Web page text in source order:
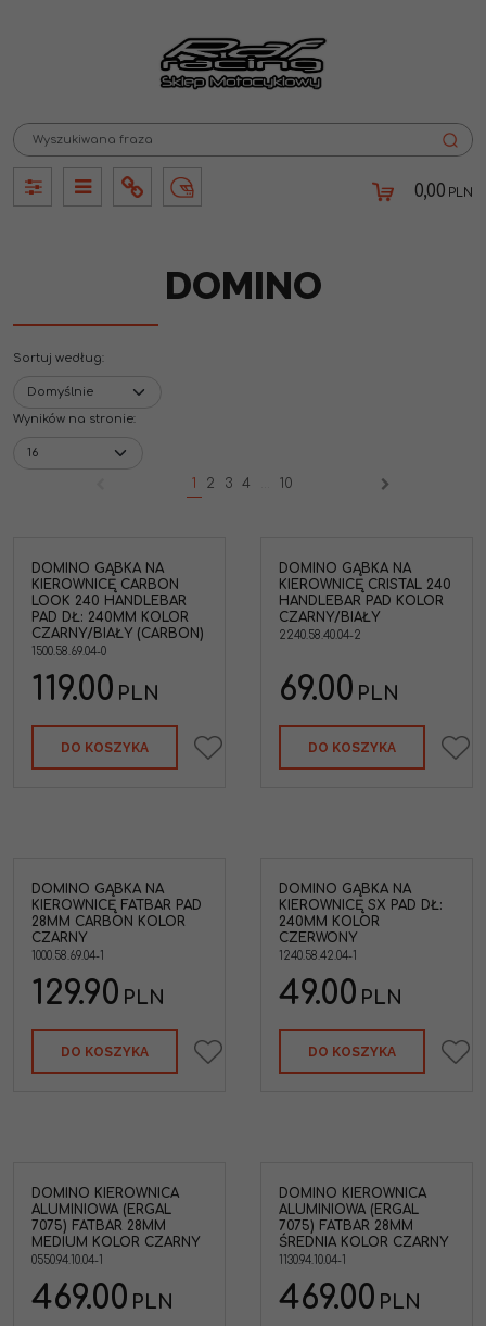
PanelPanelInfo Lang 0,00 PLN
DOMINO
Sortuj według:
Wyników na stronie:
1 2 3 4 10
DOMINO GĄBKA NA
KIEROWNICĘ CARBON
LOOK 240 HANDLEBAR
PAD DŁ: 240MM KOLOR
CZARNY/BIAŁY (CARBON)
1500.58.69.04-0
119.00 PLN
DO KOSZYKA
DOMINO GĄBKA NA
KIEROWNICĘ CRISTAL 240
HANDLEBAR PAD KOLOR
CZARNY/BIAŁY
2240.58.40.04-2
69.00 PLN
DO KOSZYKA
DOMINO GĄBKA NA
KIEROWNICĘ FATBAR PAD
28MM CARBON KOLOR
CZARNY
1000.58.69.04-1
129.90 PLN
DO KOSZYKA
DOMINO GĄBKA NA
KIEROWNICĘ SX PAD DŁ:
240MM KOLOR
CZERWONY
1240.58.42.04-1
49.00 PLN
DO KOSZYKA
DOMINO KIEROWNICA
ALUMINIOWA (ERGAL
7075) FATBAR 28MM
MEDIUM KOLOR CZARNY
0550.94.10.04-1
469.00 PLN
DOMINO KIEROWNICA
ALUMINIOWA (ERGAL
7075) FATBAR 28MM
ŚREDNIA KOLOR CZARNY
1130.94.10.04-1
469.00 PLN